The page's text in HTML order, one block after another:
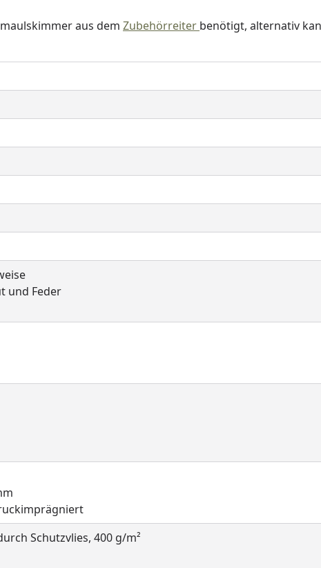
aus dem Zubehörreiter benötigt, alternativ
und Feder
Schutzvlies, 400 g/m²